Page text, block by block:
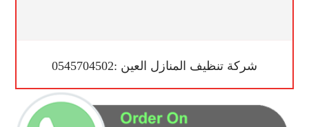
شركة تنظيف المنازل العين :0545704502